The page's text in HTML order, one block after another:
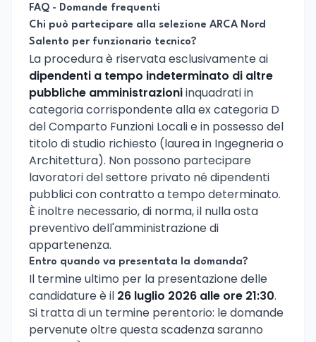
FAQ - Domande frequenti
Chi può partecipare alla selezione ARCA Nord
Salento per funzionario tecnico?
La procedura è riservata esclusivamente ai
dipendenti a tempo indeterminato di altre
pubbliche amministrazioniinquadrati in
categoria corrispondente alla ex categoria D
del Comparto Funzioni Locali e in possesso del
titolo di studio richiesto (laurea in Ingegneria o
Architettura). Non possono partecipare
lavoratori del settore privato né dipendenti
pubblici con contratto a tempo determinato.
È inoltre necessario, di norma, il nulla osta
preventivo dell'amministrazione di
appartenenza.
Entro quando va presentata la domanda?
Il termine ultimo per la presentazione delle
candidature è il 26 luglio 2026 alle ore 21:30.
Si tratta di un termine perentorio: le domande
pervenute oltre questa scadenza saranno